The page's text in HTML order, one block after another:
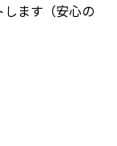
ます（安心の